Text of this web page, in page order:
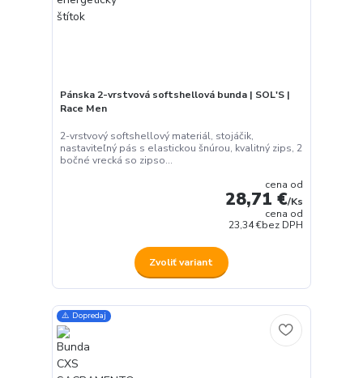
Pánska 2-vrstvová softshellová bunda | SOL'S |
Race Men
2-vrstvový softshellový materiál, stojáčik,
nastaviteľný pás s elastickou šnúrou, kvalitný zips, 2
bočné vrecká so zipso...
cena od
28,71 €/Ks
cena od
23,34 €bez DPH
Zvoliť variant
⚠️ Dopredaj